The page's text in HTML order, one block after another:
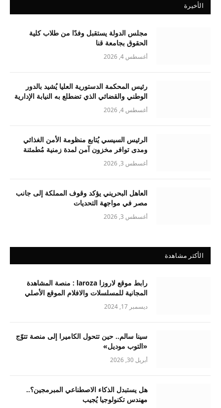
الأخيرة
مجلس الدولة يستقبل وفدًا من طلاب كلية
الحقوق بجامعة قنا
أغسطس 4, 2026
رئيس المحكمة الدستورية العليا يُشيد بالدور
الوطني والقضائي الذي تضطلع به النيابة الإدارية
أغسطس 4, 2026
الرئيس السيسي يُتابع منظومة الأمن الغذائي
ومدى توافر مخزون آمن لمدة زمنية مُطمئنة
أغسطس 3, 2026
العاهل البحريني يؤكد وقوف المملكة إلى جانب
مصر في مواجهة التحديات
أغسطس 3, 2026
الأكثر مشاهدة
رابط موقع لاروزا laroza : منصة المشاهدة
المجانية للمسلسلات والافلام الموقع الأصلي
ديسمبر 17, 2024
سينا سالم.. حين تتحول الكاميرا إلى منصة تتوّج
«التوب موديل»
أبريل 30, 2026
هل يستبدل الذكاء الاصطناعي المبرمجين؟..
مهندس تكنولوجيا يُجيب